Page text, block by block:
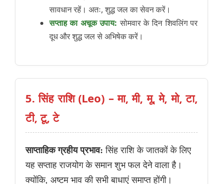
सावधान रहें। अतः, शुद्ध जल का सेवन करें।
सप्ताह का अचूक उपाय: सोमवार के दिन शिवलिंग पर
दूध और शुद्ध जल से अभिषेक करें।
5. सिंह राशि (Leo) – मा, मी, मू, मे, मो, टा,
टी, टू, टे
साप्ताहिक ग्रहीय प्रभाव: सिंह राशि के जातकों के लिए
यह सप्ताह राजयोग के समान शुभ फल देने वाला है।
क्योंकि, अष्टम भाव की सभी बाधाएं समाप्त होंगी।